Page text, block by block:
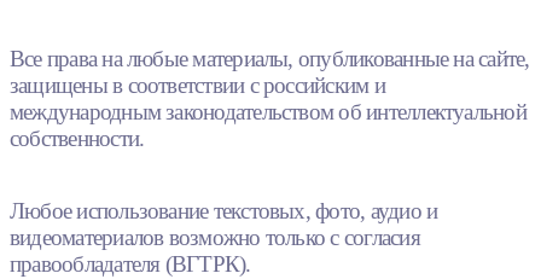
Все права на любые материалы, опубликованные на сайте,
защищены в соответствии с российским и
международным законодательством об интеллектуальной
собственности.
Любое использование текстовых, фото, аудио и
видеоматериалов возможно только с согласия
правообладателя (ВГТРК).